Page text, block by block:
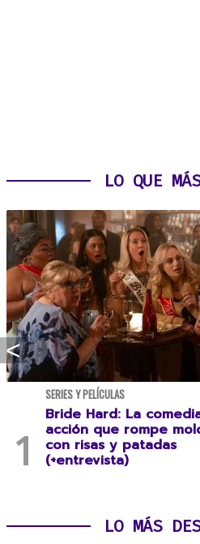
LO QUE
SERIES Y PELÍCULAS
Bride Hard: La
acción que rompe
con risas y patadas
(+entrevista)
LO MÁS